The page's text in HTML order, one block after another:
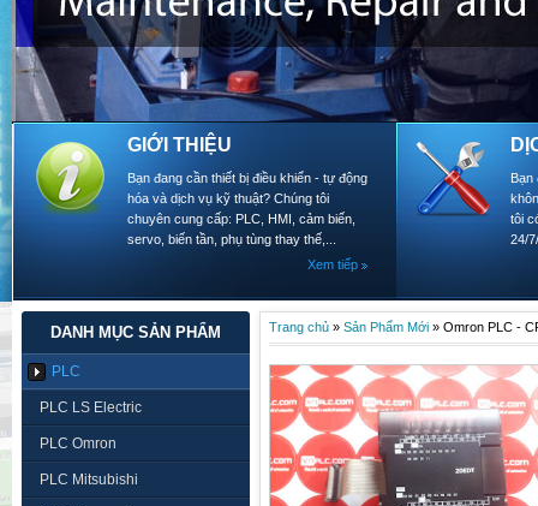
GIỚI THIỆU
Bạn đang cần thiết bị điều khiển - tự động
hóa và dịch vụ kỹ thuật? Chúng tôi
chuyên cung cấp: PLC, HMI, cảm biến,
servo, biến tần, phụ tùng thay thế,...
Xem tiếp
Bạn
tôi
24/
DANH MỤC SẢN PHẨM
PLC
PLC LS Electric
PLC Omron
PLC Mitsubishi
Trang chủ » Sản Phẩm Mới » Omron PLC -